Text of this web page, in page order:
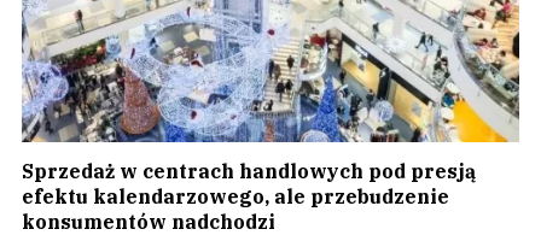
Sprzedaż w centrach handlowych pod presją
efektu kalendarzowego, ale przebudzenie
konsumentów nadchodzi